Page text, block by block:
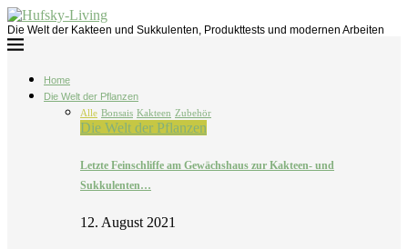
Die Welt der Kakteen und Sukkulenten, Produkttests und modernen Arbeiten
Home
Die Welt der Pflanzen
Alle Bonsais Kakteen Zubehör
Die Welt der Pflanzen
Letzte Feinschliffe am Gewächshaus zur Kakteen- und
Sukkulenten…
12. August 2021